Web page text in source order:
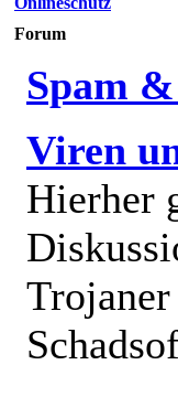
Forum
Spam
Viren
Hierher
Trojaner